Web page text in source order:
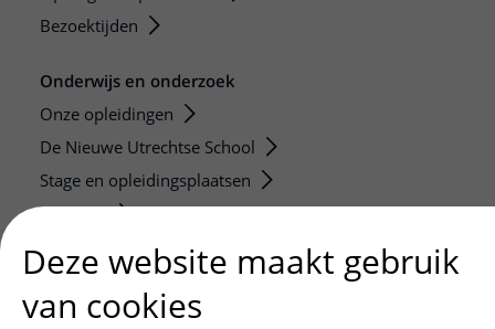
Bezoektijden
Onderwijs en onderzoek
Onze opleidingen
De Nieuwe Utrechtse School
Stage en opleidingsplaatsen
Research
Strategic programs
Research groups
Researchers
Deze website maakt gebruik
van cookies